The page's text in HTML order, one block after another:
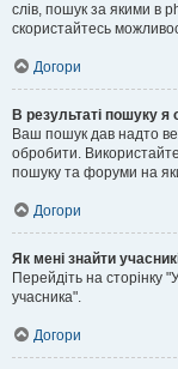
слів, пошук за якими в
скористайтесь
Догори
В результаті пошуку
Ваш пошук дав надто
обробити.
пошуку та форуми на
Догори
Як мені знайти
Перейдіть на сторінку
учасника".
Догори